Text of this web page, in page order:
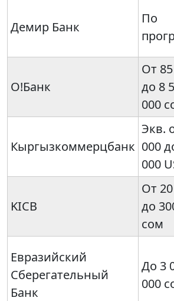
Демир Банк
По
О!Банк
От
до 8
000
Кыргызкоммерцбанк
Экв.
000
000
KICB
От
до
сом
Евразийский
Сберегательный
Банк
До 3
000